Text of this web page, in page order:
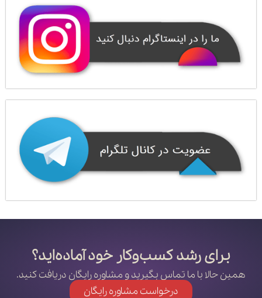
برای رشد کسب‌وکار خود آماده‌اید؟
همین حالا با ما تماس بگیرید و مشاوره رایگان دریافت کنید.
درخواست مشاوره رایگان